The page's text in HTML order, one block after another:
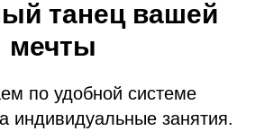
танец вашей
мечты
по удобной системе
индивидуальные занятия.